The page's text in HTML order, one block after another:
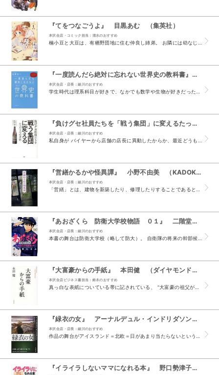
『てをつなごうよ』 目黒あむ （集英社）
本沢合店・コミック担当：清水のおすすめ
楠小豆と大豆は、有栖野団地に住む仲良し姉弟。 お隣には幼なじみで小豆に想いを寄せる橘千花が住んでいます。 ある日、反対隣りに年の近い兄弟・柊美月と流星が引っ越してきました。 楠家、柊家の心暖ま...
『一度読んだら絶対に忘れない世界史の教科書』 山﨑圭一 （SBクリエイティブ）
本沢合店・店長：細川のおすすめ
学生時代は理系科目が好きで、なかでも数学や生物が好きだった。 文系科目では古文や現代文が苦手（今では書店員なのに）で、特に古文の～活用等 は覚えるのに大変苦労した記憶がある。 ただ、歴史だけは...
『負けグセ社員たちを「戦う集団」に変えるたった１つの方法』 田村潤 （PHP研究所）
本沢合店・店長：細川のおすすめ
私自身が バイヤーから店舗の店長に異動したからか、最近どうもビジネス書 やビジネス誌が目に入って仕方がない。 昔読んだある本に「本人がある情報を欲している時には、自然と欲しい情報 が目や耳に入...
『営繕かるかや怪異譚』 小野不由美 （KADOKAWA）
本沢合店・店長：細川のおすすめ
「営繕」とは、建物を新築したり、修理したりすることであるという。 この小説の舞台は古い城下町。 怪談の舞台設定としては完璧だ。 私は勝手に金沢をイメージしながら読んでいた（もしかしたら著者のイ...
『あおざくら 防衛大学校物語 ０１』 二階堂ヒカル （小学館）
本沢合店・店長：細川のおすすめ
本書の舞台は防衛大学校（略して防大）。 自衛隊の将来の幹部候補を養成する国の機関であり、“大学校”と名が付いているものの、 入校した段階で立派な自衛官。月々のお給料も出...
『大富豪からの手紙』 本田健 （ダイヤモンド社）
本沢合店ビジネス書担当：鈴木のおすすめ
真っ白な表紙についている帯に記されている、 “大富豪の祖父が残したのは、「お金」ではなく 「９つの手紙」だった” という一文を見た途端、胸に浸透圧が…。 ...
『緑衣の女』 アーナルデュル・インドリダソン （東京創元社）
本沢合店・店長：細川のおすすめ
作品の舞台がアイスランド＝北欧＝日があまり当たらないというイメージもあり、 内容が暗い…登場人物も暗い…とにかく全体的に暗いです。 ずっとモノトーン色で進んでいくイ...
『イライラしないママになれる本』 野口勢津子 岩井俊憲（秀和システム）